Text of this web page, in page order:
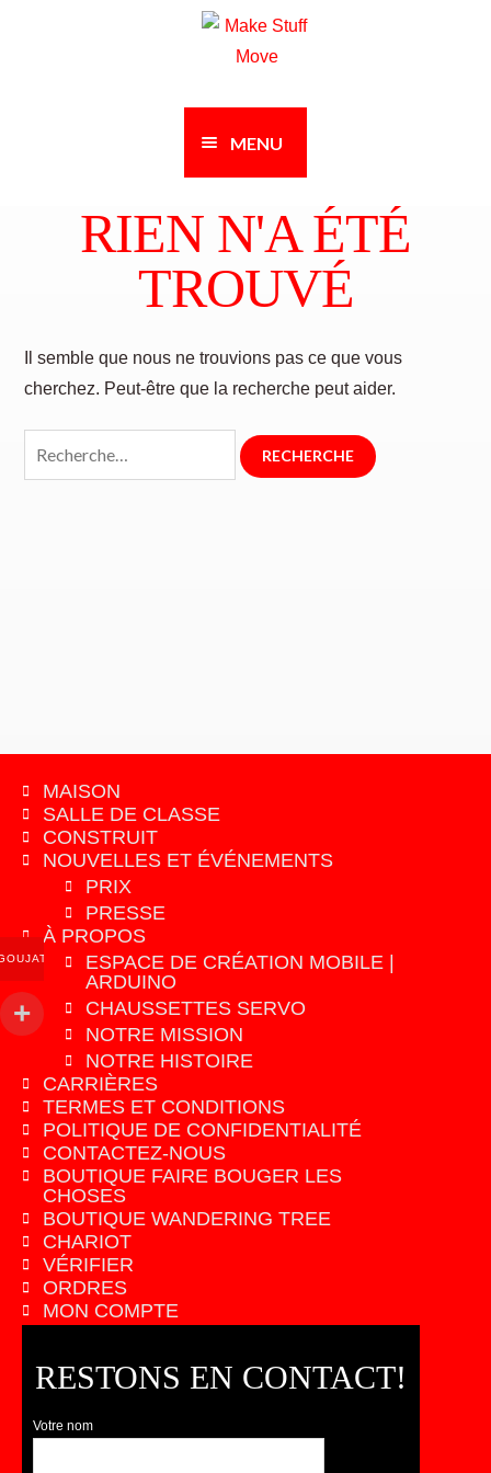
MENU
RIEN N'A ÉTÉ
TROUVÉ
Il semble que nous ne trouvions pas ce que vous
cherchez. Peut-être que la recherche peut aider.
MAISON
SALLE DE CLASSE
CONSTRUIT
NOUVELLES ET ÉVÉNEMENTS
PRIX
PRESSE
À PROPOS
ESPACE DE CRÉATION MOBILE |
ARDUINO
CHAUSSETTES SERVO
NOTRE MISSION
NOTRE HISTOIRE
CARRIÈRES
TERMES ET CONDITIONS
POLITIQUE DE CONFIDENTIALITÉ
CONTACTEZ-NOUS
BOUTIQUE FAIRE BOUGER LES
CHOSES
BOUTIQUE WANDERING TREE
CHARIOT
VÉRIFIER
ORDRES
MON COMPTE
RESTONS EN CONTACT!
Votre nom